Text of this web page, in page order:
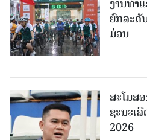
ງານທ່າ
ຍົກລະດັ
ມ່ວນ
ສະໂມສ
ຊະນະເ
2026